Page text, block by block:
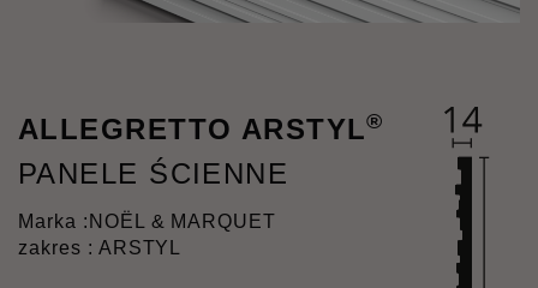
ALLEGRETTO ARSTYL®
PANELE ŚCIENNE
Marka : NOËL & MARQUET
zakres : ARSTYL